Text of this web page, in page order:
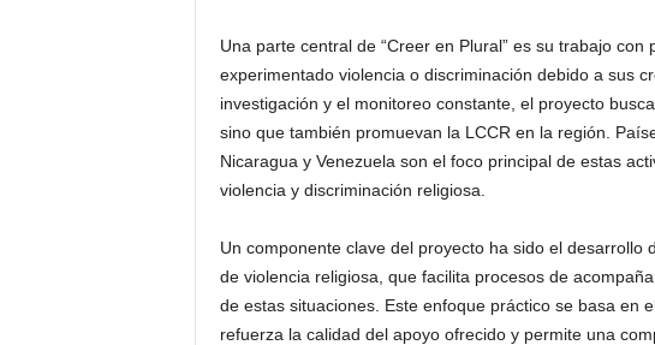
Una parte central de “Creer en Plural” es su trabajo
experimentado violencia o discriminación debido a sus
investigación y el monitoreo constante, el proyecto
sino que también promuevan la LCCR en la región.
Nicaragua y Venezuela son el foco principal de estas
violencia y discriminación religiosa.
Un componente clave del proyecto ha sido el desarrollo
de violencia religiosa, que facilita procesos de
de estas situaciones. Este enfoque práctico se basa en
refuerza la calidad del apoyo ofrecido y permite una